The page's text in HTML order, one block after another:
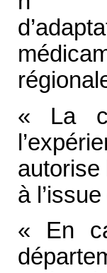
« La
autorise
à
« En